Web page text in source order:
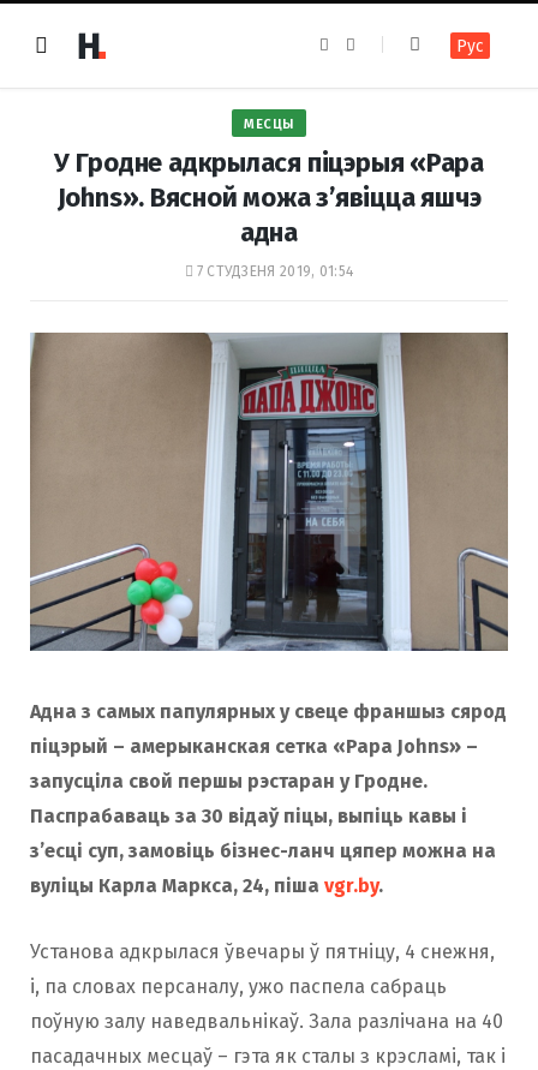
e
k
t
a
m
Рус
МЕСЦЫ
У Гродне адкрылася піцэрыя «Papa
Johns». Вясной можа з’явіцца яшчэ
адна
7 СТУДЗЕНЯ 2019, 01:54
Адна з самых папулярных у свеце франшыз сярод
піцэрый – амерыканская сетка «Papa Johns» –
запусціла свой першы рэстаран у Гродне.
Паспрабаваць за 30 відаў піцы, выпіць кавы і
з’есці суп, замовіць бізнес-ланч цяпер можна на
вуліцы Карла Маркса, 24, піша vgr.by.
Установа адкрылася ўвечары ў пятніцу, 4 снежня,
і, па словах персаналу, ужо паспела сабраць
поўную залу наведвальнікаў. Зала разлічана на 40
пасадачных месцаў – гэта як сталы з крэсламі, так і